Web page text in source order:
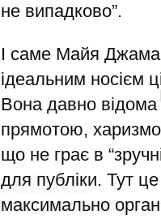
не випадково”.
І саме Майя Джама
ідеальним носієм
Вона давно
прямотою,
що не грає в
для публіки. Тут
максимально